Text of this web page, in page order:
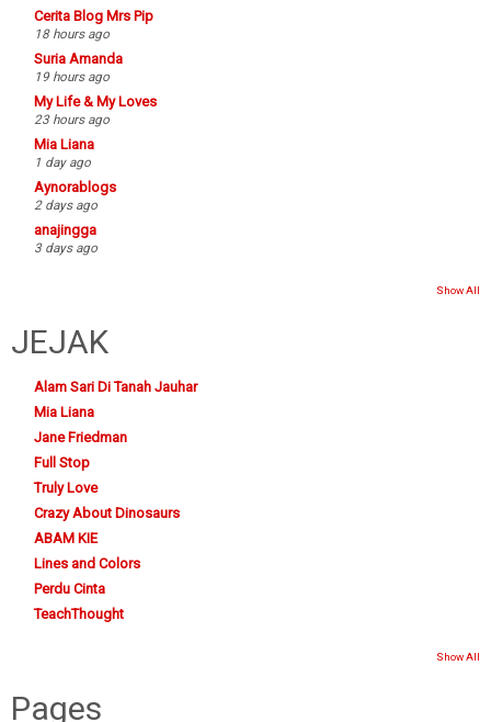
Cerita Blog Mrs Pip
18 hours ago
Suria Amanda
19 hours ago
My Life & My Loves
23 hours ago
Mia Liana
1 day ago
Aynorablogs
2 days ago
anajingga
3 days ago
Show All
JEJAK
Alam Sari Di Tanah Jauhar
Mia Liana
Jane Friedman
Full Stop
Truly Love
Crazy About Dinosaurs
ABAM KIE
Lines and Colors
Perdu Cinta
TeachThought
Show All
Pages